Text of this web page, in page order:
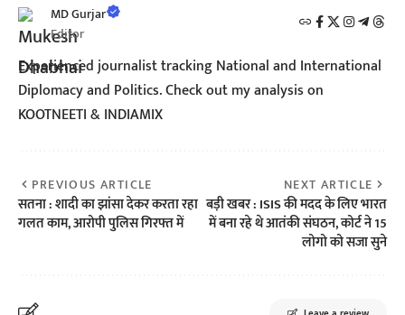
MD Gurjar
Editor
Experienced journalist tracking National and International
Diplomacy and Politics. Check out my analysis on
KOOTNEETI & INDIAMIX
PREVIOUS ARTICLE
सतना : शादी का झांसा देकर करता रहा
गलत काम, आरोपी पुलिस गिरफ्त में
NEXT ARTICLE
बड़ी खबर : ISIS की मदद के लिए भारत
में बना रहे थे आतंकी संघठन, कोर्ट ने 15
लोगो को सजा सुने